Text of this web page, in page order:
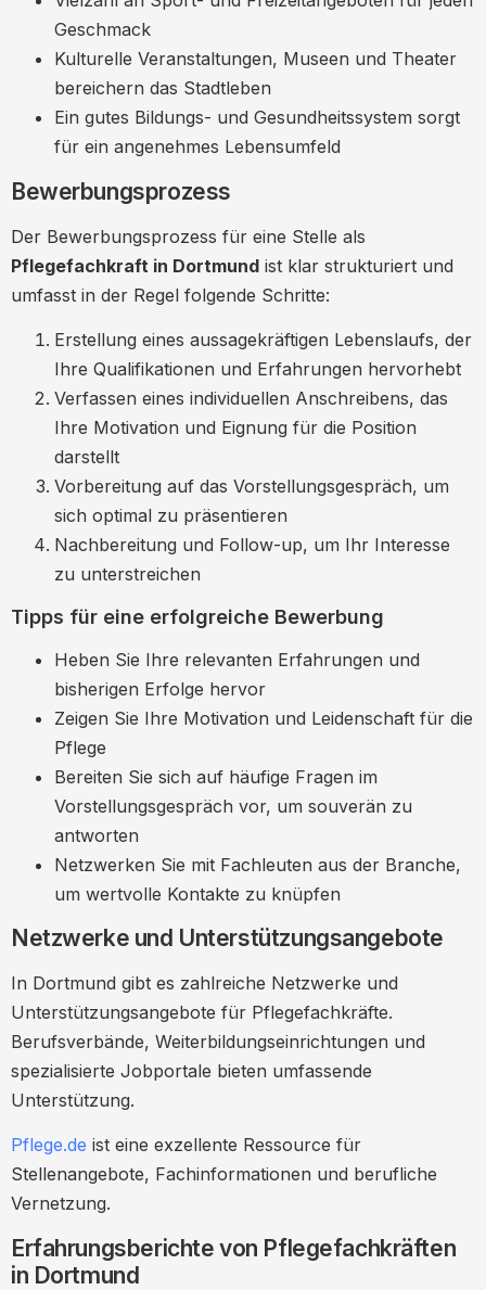
Geschmack
Kulturelle Veranstaltungen, Museen und Theater
bereichern das Stadtleben
Ein gutes Bildungs- und Gesundheitssystem sorgt
für ein angenehmes Lebensumfeld
Bewerbungsprozess
Der Bewerbungsprozess für eine Stelle als
Pflegefachkraft in Dortmund ist klar strukturiert und
umfasst in der Regel folgende Schritte:
Erstellung eines aussagekräftigen Lebenslaufs, der
Ihre Qualifikationen und Erfahrungen hervorhebt
Verfassen eines individuellen Anschreibens, das
Ihre Motivation und Eignung für die Position
darstellt
Vorbereitung auf das Vorstellungsgespräch, um
sich optimal zu präsentieren
Nachbereitung und Follow-up, um Ihr Interesse
zu unterstreichen
Tipps für eine erfolgreiche Bewerbung
Heben Sie Ihre relevanten Erfahrungen und
bisherigen Erfolge hervor
Zeigen Sie Ihre Motivation und Leidenschaft für die
Pflege
Bereiten Sie sich auf häufige Fragen im
Vorstellungsgespräch vor, um souverän zu
antworten
Netzwerken Sie mit Fachleuten aus der Branche,
um wertvolle Kontakte zu knüpfen
Netzwerke und Unterstützungsangebote
In Dortmund gibt es zahlreiche Netzwerke und
Unterstützungsangebote für Pflegefachkräfte.
Berufsverbände, Weiterbildungseinrichtungen und
spezialisierte Jobportale bieten umfassende
Unterstützung.
Pflege.de ist eine exzellente Ressource für
Stellenangebote, Fachinformationen und berufliche
Vernetzung.
Erfahrungsberichte von Pflegefachkräften
in Dortmund